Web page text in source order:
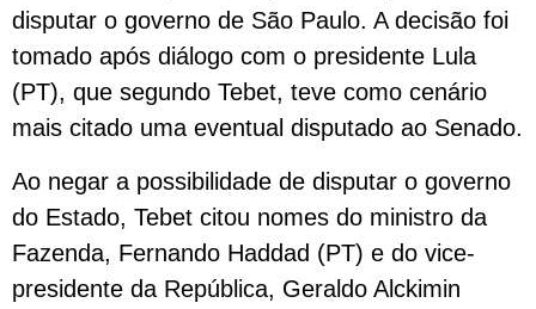
disputar o governo de São Paulo. A decisão foi
tomado após diálogo com o presidente Lula
(PT), que segundo Tebet, teve como cenário
mais citado uma eventual disputado ao Senado.
Ao negar a possibilidade de disputar o governo
do Estado, Tebet citou nomes do ministro da
Fazenda, Fernando Haddad (PT) e do vice-
presidente da República, Geraldo Alckimin